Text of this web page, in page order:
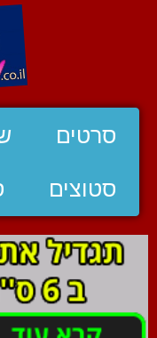
סרטים
סטוצים